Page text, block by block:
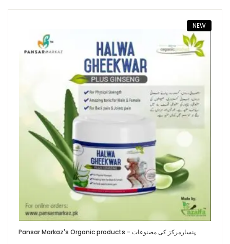
NEW
Pansar Markaz's Organic products - پنسارمرکز کی مصنوعات